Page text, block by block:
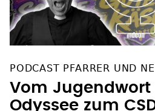
Vom Jugendwort
Odyssee zum